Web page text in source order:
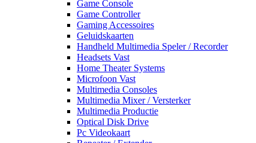
Game Console
Game Controller
Gaming Accessoires
Geluidskaarten
Handheld Multimedia Speler / Recorder
Headsets Vast
Home Theater Systems
Microfoon Vast
Multimedia Consoles
Multimedia Mixer / Versterker
Multimedia Productie
Optical Disk Drive
Pc Videokaart